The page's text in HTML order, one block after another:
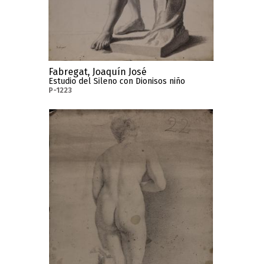
Fabregat, Joaquín José
Estudio del Sileno con Dionisos niño
P-1223